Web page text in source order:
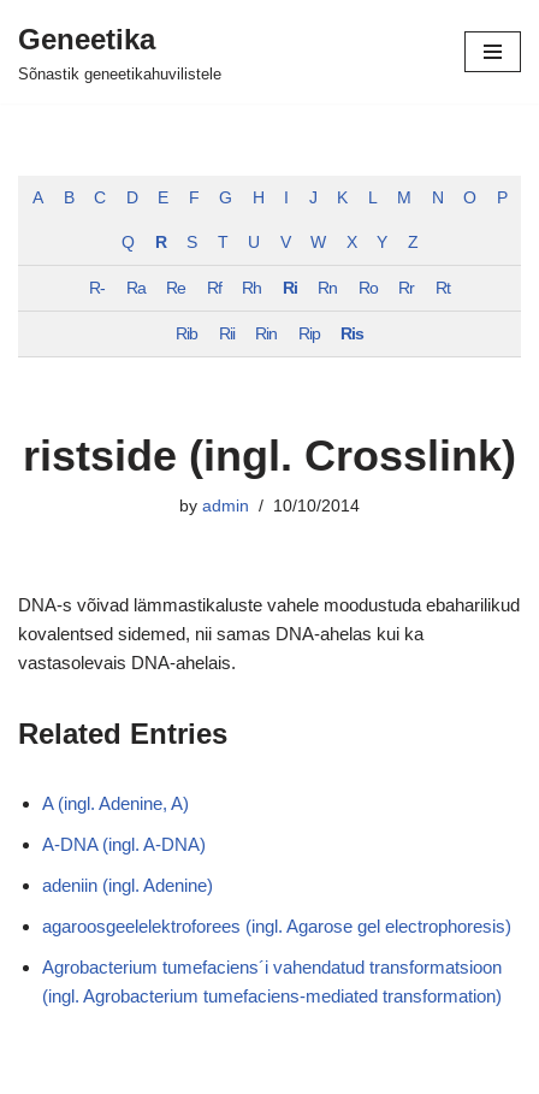
Skip
Geneetika
Sõnastik geneetikahuvilistele
A B C D E F G H J K L M N O P
Q R S T U V W X Y Z
R- Ra Re Rf Rh Ri Rn Ro Rr Rt
Rib Rii Rin Rip Ris
ristside (ingl. Crosslink)
by admin 10/10/2014
DNA-s võivad lämmastikaluste vahele moodustuda ebaharilikud
kovalentsed sidemed, nii samas DNA-ahelas kui ka
vastasolevais DNA-ahelais.
Related Entries
A (ingl. Adenine, A)
A-DNA (ingl. A-DNA)
adeniin (ingl. Adenine)
agaroosgeelelektroforees (ingl. Agarose gel electrophoresis)
Agrobacterium tumefaciens´i vahendatud transformatsioon
(ingl. Agrobacterium tumefaciens-mediated transformation)